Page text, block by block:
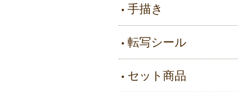
手描き
転写シール
セット商品